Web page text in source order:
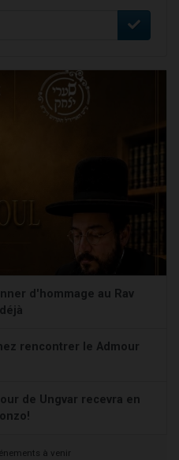
d'hommage au Rav
rencontrer le Admour
de Ungvar recevra en
à venir